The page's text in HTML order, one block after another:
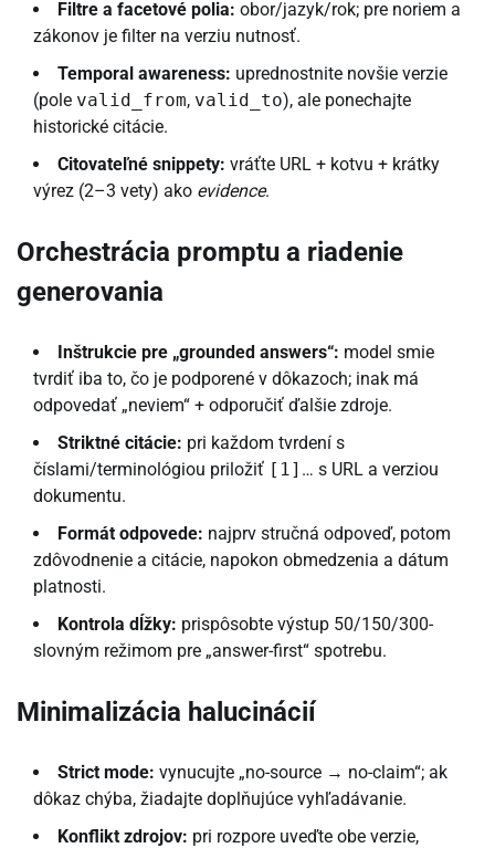
Filtre a facetové polia: obor/jazyk/rok; pre noriem a
zákonov je filter na verziu nutnosť.
Temporal awareness: uprednostnite novšie verzie
(pole valid_from, valid_to), ale ponechajte
historické citácie.
Citovateľné snippety: vráťte URL + kotvu + krátky
výrez (2–3 vety) ako evidence.
Orchestrácia promptu a riadenie
generovania
Inštrukcie pre „grounded answers“: model smie
tvrdiť iba to, čo je podporené v dôkazoch; inak má
odpovedať „neviem“ + odporučiť ďalšie zdroje.
Striktné citácie: pri každom tvrdení s
číslami/terminológiou priložiť [1] … s URL a verziou
dokumentu.
Formát odpovede: najprv stručná odpoveď, potom
zdôvodnenie a citácie, napokon obmedzenia a dátum
platnosti.
Kontrola dĺžky: prispôsobte výstup 50/150/300-
slovným režimom pre „answer-first“ spotrebu.
Minimalizácia halucinácií
Strict mode: vynucujte „no-source → no-claim“; ak
dôkaz chýba, žiadajte doplňujúce vyhľadávanie.
Konflikt zdrojov: pri rozpore uveďte obe verzie,